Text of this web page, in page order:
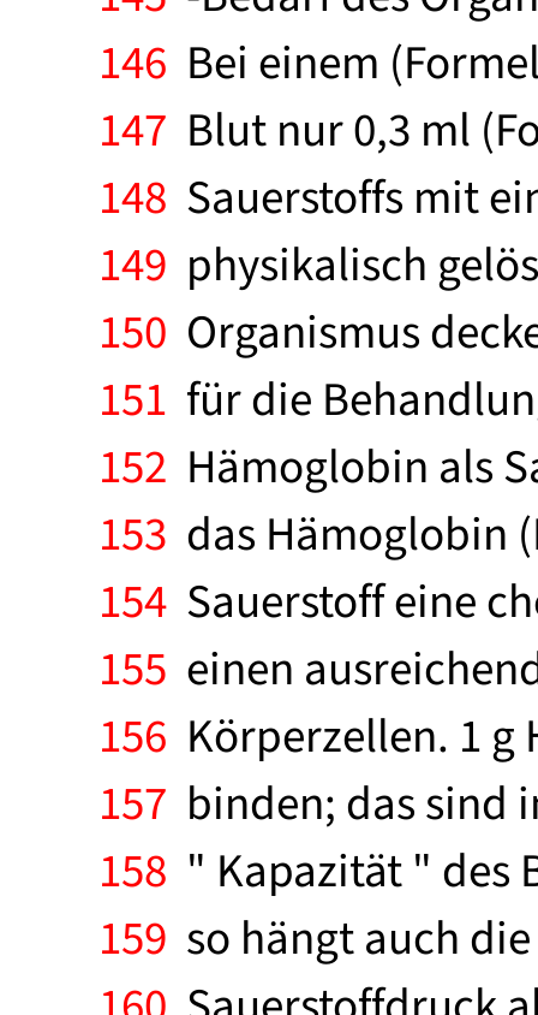
146 Bei einem
147 Blut nur 0,3 ml
148 Sauerstoffs mit
149 physikalisch
150 Organismus
151 für die
152 Hämoglobin als
153 das Hämoglobin
154 Sauerstoff eine
155 einen
156 Körperzellen. 1
157 binden; das sind
158 " Kapazität " des
159 so hängt auch